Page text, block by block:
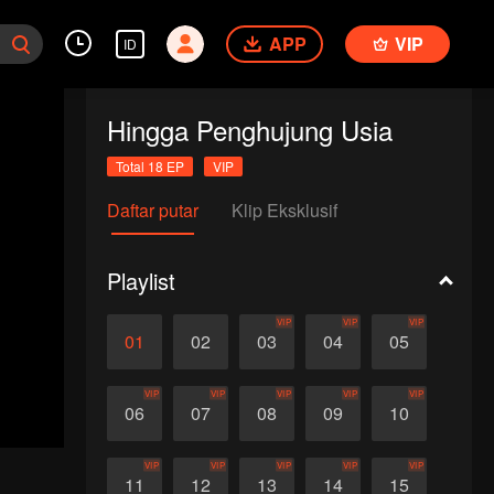
ID APP VIP
Hingga Penghujung Usia
Total 18 EP VIP
Daftar putar Klip Eksklusif
Playlist
01 02 03
VIP
04
VIP
05
VIP
06
VIP
07
VIP
08
VIP
09
VIP
10
VIP
11
VIP
12
VIP
13
VIP
14
VIP
15
VIP